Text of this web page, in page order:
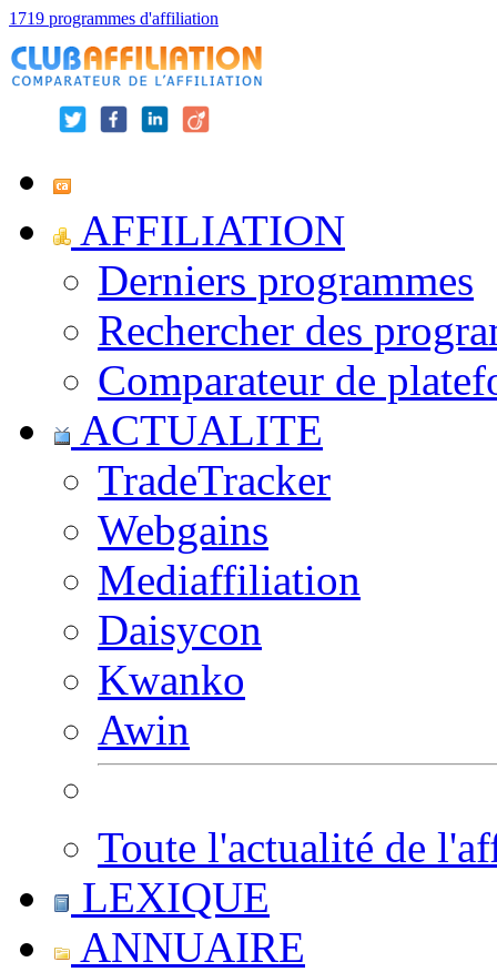
1719 programmes d'affiliation
AFFILIATION
Derniers programmes
Rechercher des
Comparateur de
ACTUALITE
TradeTracker
Webgains
Mediaffiliation
Daisycon
Kwanko
Awin
Toute l'actualité de
LEXIQUE
ANNUAIRE